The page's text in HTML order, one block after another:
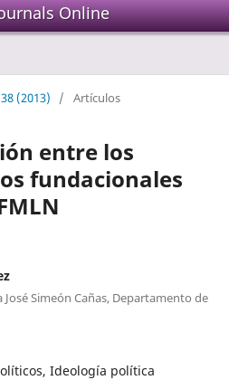
Online
(2013) / Artículos
entre los
fundacionales
Simeón Cañas, Departamento de
Ideología política